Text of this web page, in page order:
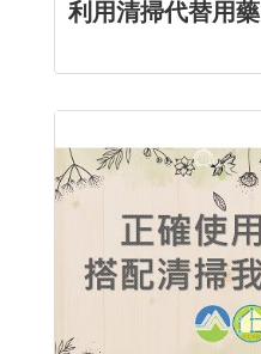
利用清掃代替用藥